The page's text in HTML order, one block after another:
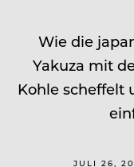
Wie die
Yakuza mit
Kohle scheffelt
JULI 26,